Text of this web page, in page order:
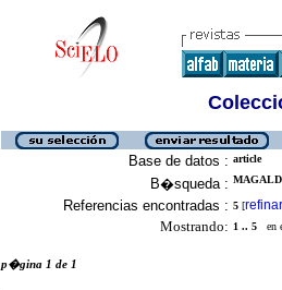
Base de datos : article
B�squeda :
Referencias encontradas : 5 [refinar
Mostrando: 1 .. 5 en
p�gina 1 de 1